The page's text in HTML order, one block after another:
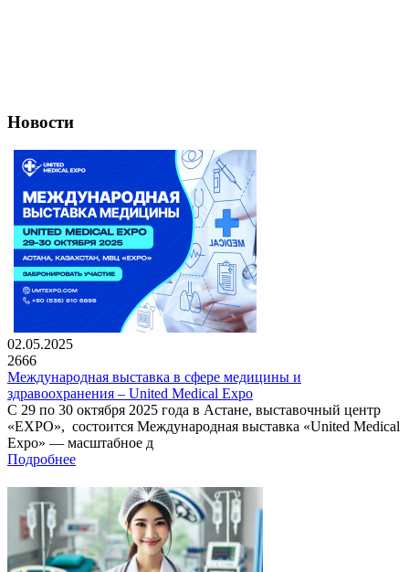
Новости
02.05.2025
2666
Международная выставка в сфере медицины и
здравоохранения – United Medical Expo
С 29 по 30 октября 2025 года в Астане, выставочный центр
«EXPO», состоится Международная выставка «United Medical
Expo» — масштабное д
Подробнее